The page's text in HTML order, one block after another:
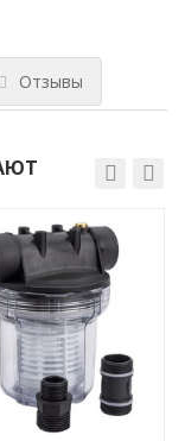
Отзывы